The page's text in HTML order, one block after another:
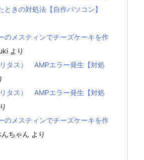
ときの対処法【自作パソコン】
のメスティンでチーズケーキを作
より
タス） AMPエラー発生【対処
タス） AMPエラー発生【対処
のメスティンでチーズケーキを作
んちゃん より